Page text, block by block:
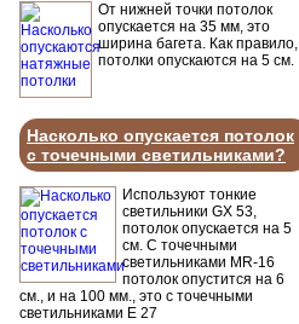
От нижней точки потолок
опускается на 35 мм, это
ширина багета. Как правило,
потолки опускаются на 5 см.
Насколько опускается потолок
с точечными светильниками?
Используют тонкие
светильники GX 53,
потолок опускается на 5
см. С точечными
светильниками MR-16
потолок опустится на 6
см., и на 100 мм., это с точечными
светильниками Е 27